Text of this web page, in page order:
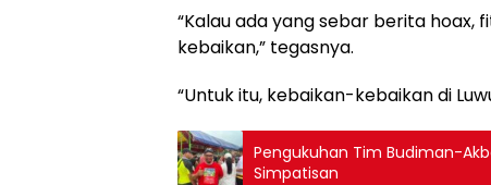
“Kalau ada yang sebar berita hoax,
kebaikan,” tegasnya.
“Untuk itu, kebaikan-kebaikan di
Pengukuhan Tim Budiman-
Simpatisan